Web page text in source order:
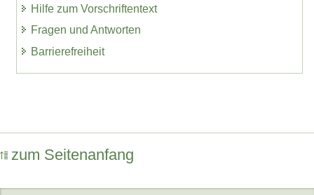
Hilfe zum Vorschriftentext
Fragen und Antworten
Barrierefreiheit
zum Seitenanfang